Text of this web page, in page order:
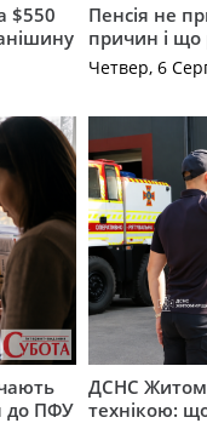
$550
Пенсія не
причин і
Четвер, 6
до ПФУ
ДСНС
технікою: